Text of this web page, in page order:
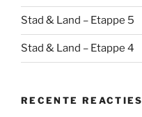
Stad & Land – Etappe 5
Stad & Land – Etappe 4
RECENTE REACTIES